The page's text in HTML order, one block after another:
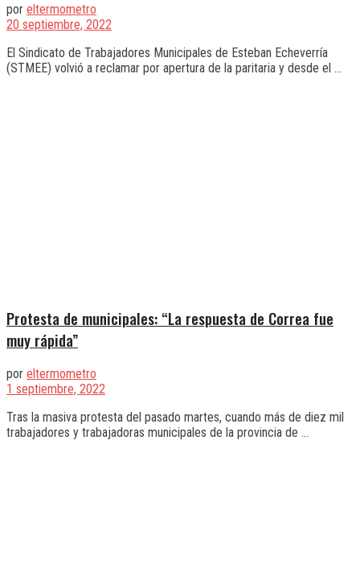
por eltermometro
20 septiembre, 2022
El Sindicato de Trabajadores Municipales de Esteban Echeverría
(STMEE) volvió a reclamar por apertura de la paritaria y desde el ...
Protesta de municipales: “La respuesta de Correa fue
muy rápida”
por eltermometro
1 septiembre, 2022
Tras la masiva protesta del pasado martes, cuando más de diez mil
trabajadores y trabajadoras municipales de la provincia de ...